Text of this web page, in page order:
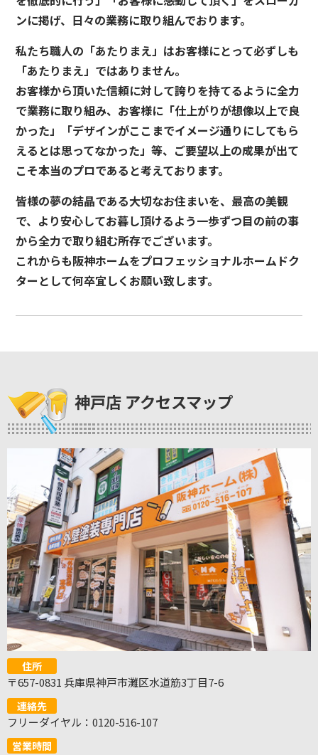
ンに掲げ、日々の業務に取り組んでおります。
私たち職人の「あたりまえ」はお客様にとって必ずしも
「あたりまえ」ではありません。
お客様から頂いた信頼に対して誇りを持てるように全力
で業務に取り組み、お客様に「仕上がりが想像以上で良
かった」「デザインがここまでイメージ通りにしてもら
えるとは思ってなかった」等、ご要望以上の成果が出て
こそ本当のプロであると考えております。
皆様の夢の結晶である大切なお住まいを、最高の美観
で、より安心してお暮し頂けるよう一歩ずつ目の前の事
から全力で取り組む所存でございます。
これからも阪神ホームをプロフェッショナルホームドク
ターとして何卒宜しくお願い致します。
神戸店 アクセスマップ
住所
〒657-0831 兵庫県神戸市灘区水道筋3丁目7-6
連絡先
フリーダイヤル：0120-516-107
営業時間